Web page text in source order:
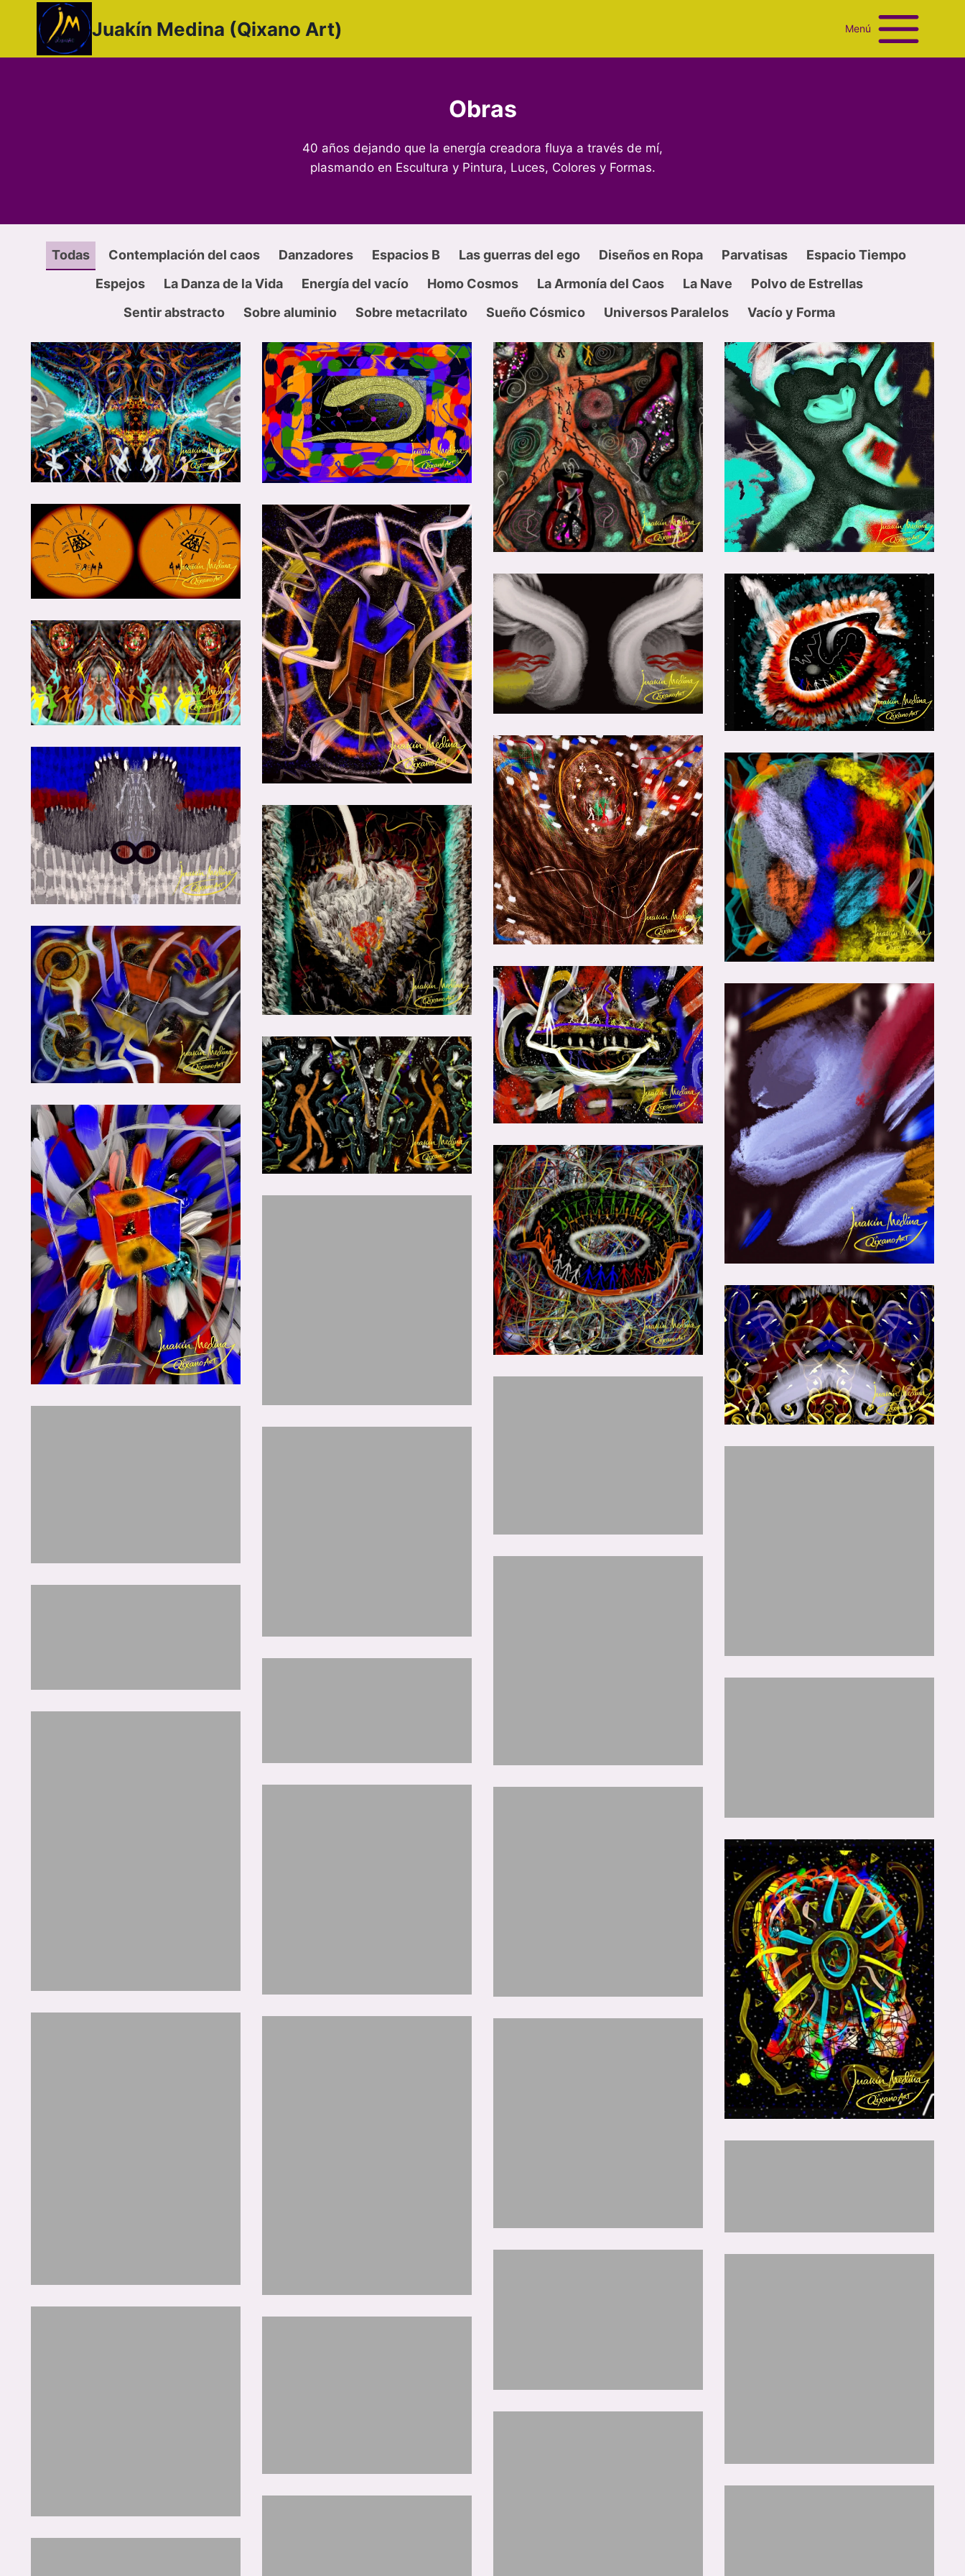
contenido
Juakín Medina (Qixano Art) Menú
Obras
40 años dejando que la energía creadora fluya a través de mí,
plasmando en Escultura y Pintura, Luces, Colores y Formas.
Todas Contemplación del caos Danzadores Espacios B Las guerras del ego Diseños en Ropa Parvatisas
Espacio Tiempo
Espejos
La Danza de la Vida Energía del vacío Homo Cosmos La Armonía del Caos La Nave
Polvo de Estrellas
Sentir abstracto
Sobre aluminio Sobre metacrilato Sueño Cósmico Universos Paralelos Vacío y Forma